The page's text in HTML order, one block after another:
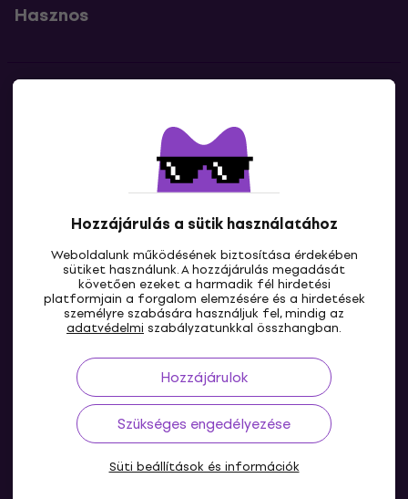
Hozzájárulás a sütik használatához
Weboldalunk működésének biztosítása érdekében
sütiket használunk. A hozzájárulás megadását
követően ezeket a harmadik fél hirdetési
platformjain a forgalom elemzésére és a hirdetések
személyre szabására használjuk fel, mindig az
adatvédelmi szabályzatunkkal összhangban.
Hozzájárulok
Szükséges engedélyezése
Süti beállítások és információk
Hasznos
Lépj kapcsolatba velünk
HU